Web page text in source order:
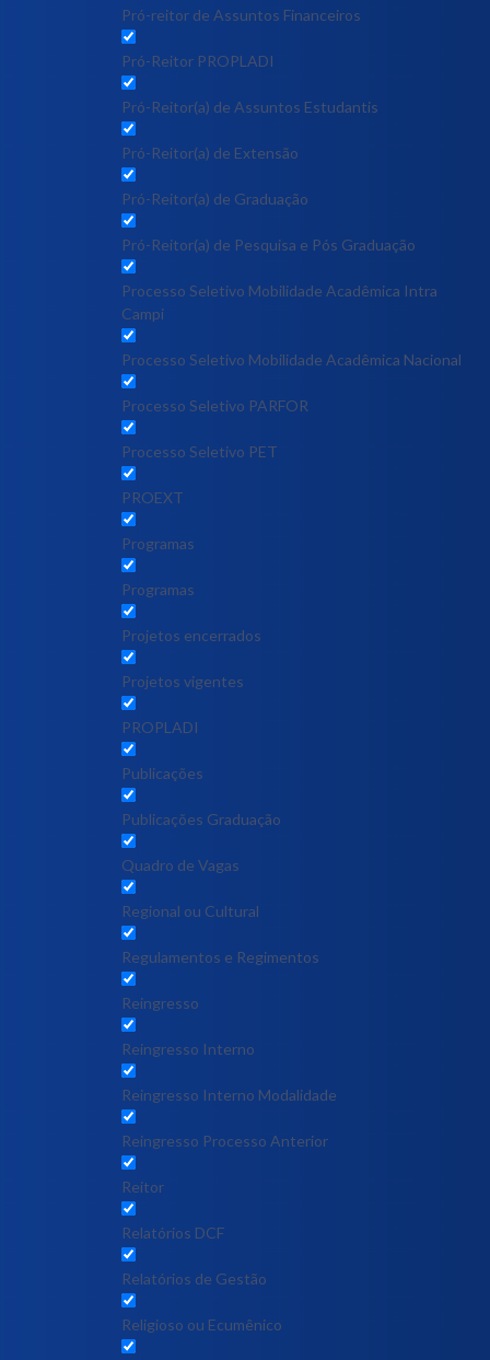
Pró-reitor de Assuntos Financeiros
Pró-Reitor PROPLADI
Pró-Reitor(a) de Assuntos Estudantis
Pró-Reitor(a) de Extensão
Pró-Reitor(a) de Graduação
Pró-Reitor(a) de Pesquisa e Pós Graduação
Processo Seletivo Mobilidade Acadêmica Intra
Campi
Processo Seletivo Mobilidade Acadêmica Nacional
Processo Seletivo PARFOR
Processo Seletivo PET
PROEXT
Programas
Programas
Projetos encerrados
Projetos vigentes
PROPLADI
Publicações
Publicações Graduação
Quadro de Vagas
Regional ou Cultural
Regulamentos e Regimentos
Reingresso
Reingresso Interno
Reingresso Interno Modalidade
Reingresso Processo Anterior
Reitor
Relatórios DCF
Relatórios de Gestão
Religioso ou Ecumênico